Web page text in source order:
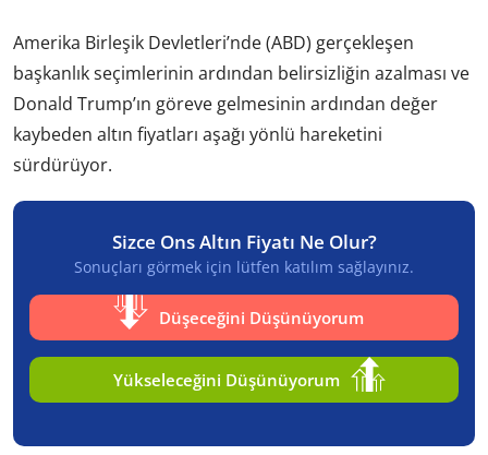
Amerika Birleşik Devletleri’nde (ABD) gerçekleşen
başkanlık seçimlerinin ardından belirsizliğin azalması ve
Donald Trump’ın göreve gelmesinin ardından değer
kaybeden altın fiyatları aşağı yönlü hareketini
sürdürüyor.
Sizce Ons Altın Fiyatı Ne Olur?
Sonuçları görmek için lütfen katılım sağlayınız.
Düşeceğini Düşünüyorum
Yükseleceğini Düşünüyorum